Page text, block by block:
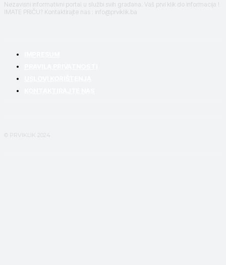
Nezavisni informativni portal u službi svih građana. Vaš prvi klik do informacija !
IMATE PRIČU? Kontaktirajte nas : info@prviklik.ba
© PRVIKLIK 2024